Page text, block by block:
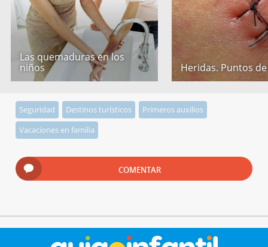
Las quemaduras en los
niños
Heridas. Puntos
Seguridad Destinos turísticos
Primeros auxilios
Vacaciones en familia
COMENTAR